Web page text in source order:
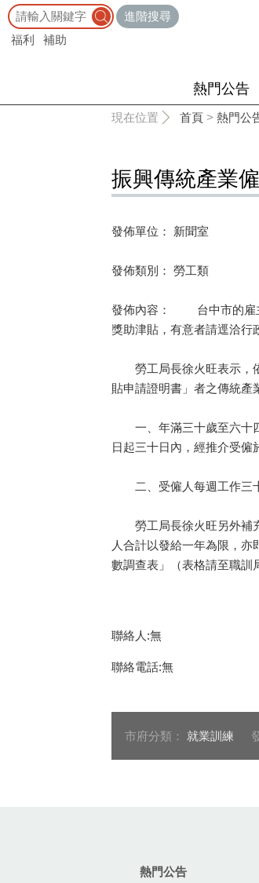
進階搜尋
福利
補助
熱門公告
現在位置 首頁 > 熱門公
振興傳統產業
發佈單位： 新聞室
發佈類別： 勞工類
發佈內容： 台中市的雇主
獎助津貼，有意者請逕洽行
勞工局長徐火旺表示，依
貼申請證明書」者之傳統產
一、年滿三十歲至六十四
日起三十日內，經推介受僱
二、受僱人每週工作三十
勞工局長徐火旺另外補充
人合計以發給一年為限，
數調查表」（表格請至職訓
聯絡人:無
聯絡電話:無
市府分類： 就業訓練
熱門公告